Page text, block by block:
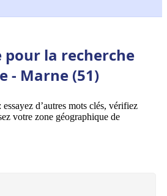
la recherche
- Marne (51)
d’autres mots clés, vérifiez
votre zone géographique de